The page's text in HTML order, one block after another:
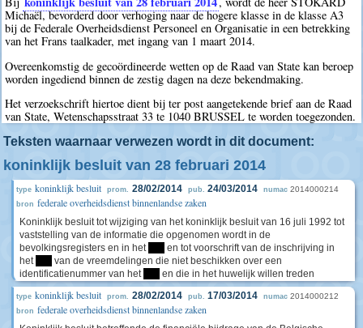
Michaël, bevorderd door verhoging naar de hogere klasse in de klasse A3
bij de Federale Overheidsdienst Personeel en Organisatie in een betrekking
van het Frans taalkader, met ingang van 1 maart 2014.
Overeenkomstig de gecoördineerde wetten op de Raad van State kan beroep
worden ingediend binnen de zestig dagen na deze bekendmaking.
Het verzoekschrift hiertoe dient bij ter post aangetekende brief aan de Raad
van State, Wetenschapsstraat 33 te 1040 BRUSSEL te worden toegezonden.
Teksten waarnaar verwezen wordt in dit document:
koninklijk besluit van 28 februari 2014
type koninklijk besluit prom. 28/02/2014 pub. 24/03/2014 numac 2014000214
bron federale overheidsdienst binnenlandse zaken
Koninklijk besluit tot wijziging van het koninklijk besluit van 16 juli 1992 tot
vaststelling van de informatie die opgenomen wordt in de
bevolkingsregisters en in het
en tot voorschrift van de inschrijving in
het
van de vreemdelingen die niet beschikken over een
identificatienummer van het
en die in het huwelijk willen treden
type koninklijk besluit prom. 28/02/2014 pub. 17/03/2014 numac 2014000212
bron federale overheidsdienst binnenlandse zaken